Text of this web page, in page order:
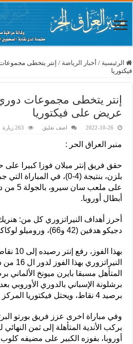
الرئيسية / أخبار الرياضة / إنتر يتخطى
فيكتوريا
إنتر يتخطى مجموعات دوري
عريض على فيكتوريا
2022-10-26 اضف تعليق 263 زيارة
منبر العراق الحر :
حقق فريق إنتر ميلان فوزا كبيرا
بلزن، بنتيجة (4-0)، في
على
أبطال أوروبا.
دجيكو هدفين (42 و66)، وروميلو لوكاكو (87).
بهذا
برشلونة الإسباني بالدوري الأوروبي
برصيد 4 نقاط، ويحتل فيكتوريا المركز الأخير بدون نقاط.
وفي مباراة اخرى عزز فريق بورتو
بركب الأندية المتأهلة إلى ثمن